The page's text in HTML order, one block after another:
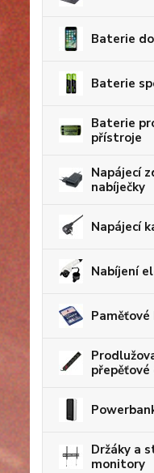
Baterie
Baterie
Baterie
přístroje
Napájecí
nabíječky
Napájecí
Nabíjení
přepěťové
Držáky a
monitory